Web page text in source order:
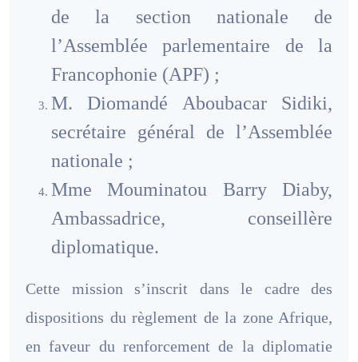
de la section nationale de
l’Assemblée parlementaire de la
Francophonie (APF) ;
M. Diomandé Aboubacar Sidiki,
secrétaire général de l’Assemblée
nationale ;
Mme Mouminatou Barry Diaby,
Ambassadrice, conseillère
diplomatique.
Cette mission s’inscrit dans le cadre des
dispositions du règlement de la zone Afrique,
en faveur du renforcement de la diplomatie